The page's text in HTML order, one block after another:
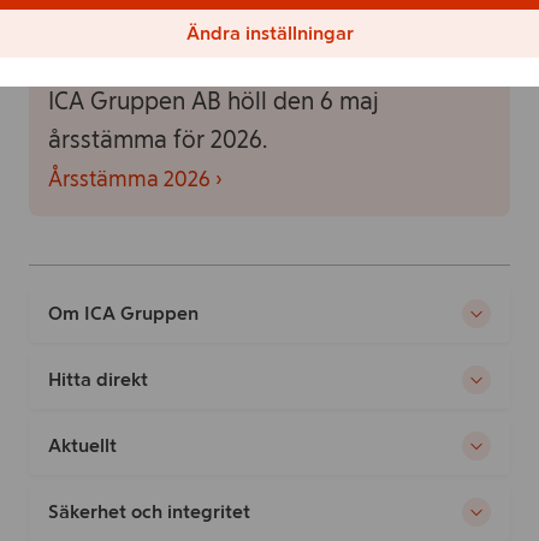
Årsstämma 2026
ICA Gruppen AB höll den 6 maj
årsstämma för 2026.
Årsstämma 2026 ›
Om ICA Gruppen
Hitta direkt
Aktuellt
Säkerhet och integritet
Ändra inställningar